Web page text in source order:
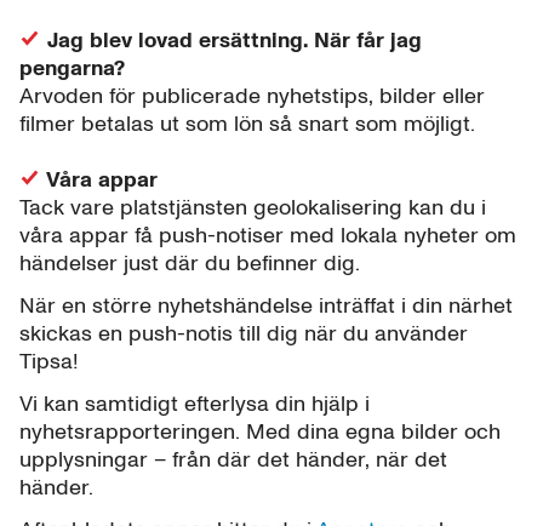
Jag blev lovad ersättning. När får jag
pengarna?
Arvoden för publicerade nyhetstips, bilder eller
filmer betalas ut som lön så snart som möjligt.
Våra appar
Tack vare platstjänsten geolokalisering kan du i
våra appar få push-notiser med lokala nyheter om
händelser just där du befinner dig.
När en större nyhetshändelse inträffat i din närhet
skickas en push-notis till dig när du använder
Tipsa!
Vi kan samtidigt efterlysa din hjälp i
nyhetsrapporteringen. Med dina egna bilder och
upplysningar – från där det händer, när det
händer.